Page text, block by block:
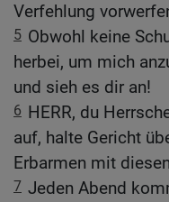
Verfehlung
5 Obwohl keine
herbei, um mich
und sieh es dir an!
6 HERR, du
auf, halte Gericht
Erbarmen mit
7 Jeden Abend